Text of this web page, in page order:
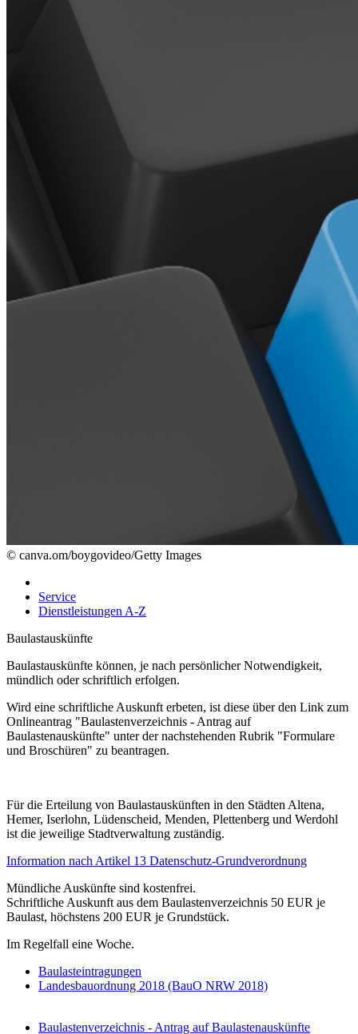
© canva.om/boygovideo/Getty Images
Service
Dienstleistungen A-Z
Baulastauskünfte
Baulastauskünfte können, je nach persönlicher Notwendigkeit,
mündlich oder schriftlich erfolgen.
Wird eine schriftliche Auskunft erbeten, ist diese über den Link zum
Onlineantrag "Baulastenverzeichnis - Antrag auf
Baulastenauskünfte" unter der nachstehenden Rubrik "Formulare
und Broschüren" zu beantragen.
Für die Erteilung von Baulastauskünften in den Städten Altena,
Hemer, Iserlohn, Lüdenscheid, Menden, Plettenberg und Werdohl
ist die jeweilige Stadtverwaltung zuständig.
Information nach Artikel 13 Datenschutz-Grundverordnung
Mündliche Auskünfte sind kostenfrei.
Schriftliche Auskunft aus dem Baulastenverzeichnis 50 EUR je
Baulast, höchstens 200 EUR je Grundstück.
Im Regelfall eine Woche.
Baulasteintragungen
Landesbauordnung 2018 (BauO NRW 2018)
Baulastenverzeichnis - Antrag auf Baulastenauskünfte